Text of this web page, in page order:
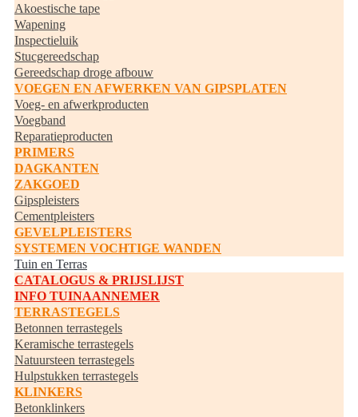
Akoestische tape
Wapening
Inspectieluik
Stucgereedschap
Gereedschap droge afbouw
VOEGEN EN AFWERKEN VAN GIPSPLATEN
Voeg- en afwerkproducten
Voegband
Reparatieproducten
PRIMERS
DAGKANTEN
ZAKGOED
Gipspleisters
Cementpleisters
GEVELPLEISTERS
SYSTEMEN VOCHTIGE WANDEN
Tuin en Terras
CATALOGUS & PRIJSLIJST
INFO TUINAANNEMER
TERRASTEGELS
Betonnen terrastegels
Keramische terrastegels
Natuursteen terrastegels
Hulpstukken terrastegels
KLINKERS
Betonklinkers